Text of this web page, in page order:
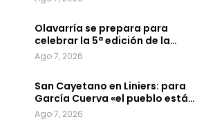
Olavarría se prepara para
celebrar la 5ª edición de la…
Ago 7, 2026
San Cayetano en Liniers: para
García Cuerva «el pueblo está…
Ago 7, 2026